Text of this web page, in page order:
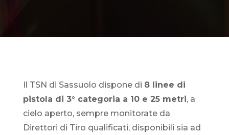
Il TSN di Sassuolo dispone di 8 linee di
pistola di 3° categoria a 10 e 25 metri, a
cielo aperto, sempre monitorate da
Direttori di Tiro qualificati, disponibili sia ad